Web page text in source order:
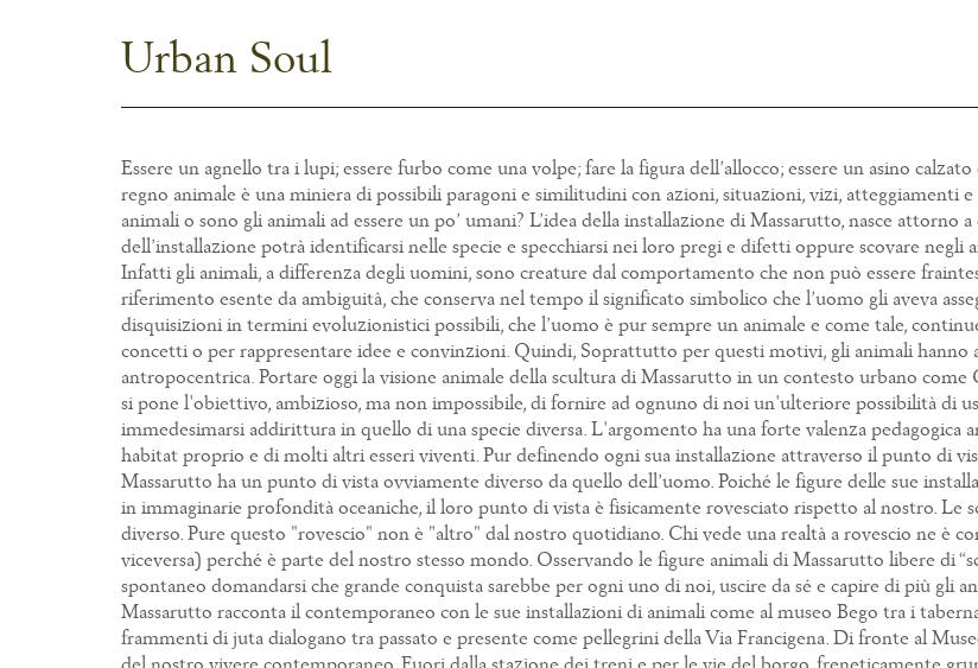
Urban Soul
Essere un agnello tra i lupi; essere furbo come una volpe; fare la figura dell’allocco; essere un asino
regno animale è una miniera di possibili paragoni e similitudini con azioni, situazioni, vizi, atteggiamenti e
animali o sono gli animali ad essere un po’ umani? L’idea della installazione di Massarutto, nasce
dell’installazione potrà identificarsi nelle specie e specchiarsi nei loro pregi e difetti oppure scovare negli
Infatti gli animali, a differenza degli uomini, sono creature dal comportamento che non può essere
riferimento esente da ambiguità, che conserva nel tempo il significato simbolico che l’uomo gli aveva
disquisizioni in termini evoluzionistici possibili, che l’uomo è pur sempre un animale e come tale,
concetti o per rappresentare idee e convinzioni. Quindi, Soprattutto per questi motivi, gli animali
antropocentrica. Portare oggi la visione animale della scultura di Massarutto in un contesto urbano
si pone l'obiettivo, ambizioso, ma non impossibile, di fornire ad ognuno di noi un'ulteriore possibilità di
immedesimarsi addirittura in quello di una specie diversa. L'argomento ha una forte valenza pedagogica
habitat proprio e di molti altri esseri viventi. Pur definendo ogni sua installazione attraverso il punto di
Massarutto ha un punto di vista ovviamente diverso da quello dell’uomo. Poiché le figure delle sue
in immaginarie profondità oceaniche, il loro punto di vista è fisicamente rovesciato rispetto al nostro. Le
diverso. Pure questo "rovescio" non è "altro" dal nostro quotidiano. Chi vede una realtà a rovescio ne è
viceversa) perché è parte del nostro stesso mondo. Osservando le figure animali di Massarutto libere di
spontaneo domandarsi che grande conquista sarebbe per ogni uno di noi, uscire da sé e capire di più gli
Massarutto racconta il contemporaneo con le sue installazioni di animali come al museo Bego tra i
frammenti di juta dialogano tra passato e presente come pellegrini della Via Francigena. Di fronte al